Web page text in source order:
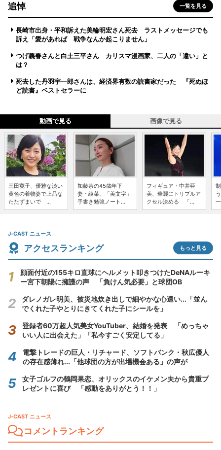
追悼 一覧を見る
長崎市出身・平和訴えた美輪明宏さん死去 ラストメッセージでも
訴え「愛があれば 戦争なんか起こりません」
つげ義春さんと白土三平さん カリスマ漫画家、二人の「違い」と
は？
死去した丹羽宇一郎さんは、経済界有数の読書家だった 『死ぬほ
ど読書』ベストセラーに
動画で見る 画像で見る
三田寛子、優雅な淡い
黄色の着物姿で上品な
たたずまいで ...
加藤茶の45歳年下
妻・綾菜、「美文字」
手書き勉強ノート...
フィギュア・中井亜
美、華麗にトリプルア
クセル決める 「...
J-CAST ニュース
アクセスランキング もっと見る
顔面付近の155キロ直球にヘルメット叩きつけたDeNAルーキ
ー宮下朝陽に擁護の声 「負けん気必要」と球団OB
ダレノガレ明美、被災地炊き出しで細やかな心遣い...「並ん
でくれた子やとりにきてくれた子にシールを」
登録者60万超人気美女YouTuber、結婚を発表 「めっちゃ
いい人に出会えた」「私今すごく安定してる」
電撃トレードの巨人・リチャード、ソフトバンク・秋広優人
の存在感薄れ...「他球団の方が出場機会ある」の声が
女子ゴルフの鶴岡果恋、オリックスのイケメン夫から貴重プ
レゼントに喜び 「感動をありがとう！！」
J-CAST ニュース
コメントランキング